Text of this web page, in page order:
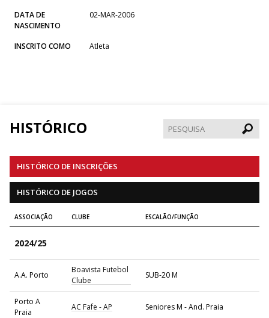
DATA DE
NASCIMENTO
02-MAR-2006
INSCRITO COMO Atleta
HISTÓRICO
HISTÓRICO DE INSCRIÇÕES
HISTÓRICO DE JOGOS
ASSOCIAÇÃO CLUBE ESCALÃO/FUNÇÃO
2024/25
A.A. Porto
Boavista Futebol
Clube
SUB-20 M
Porto A
Praia
AC Fafe - AP Seniores M - And. Praia